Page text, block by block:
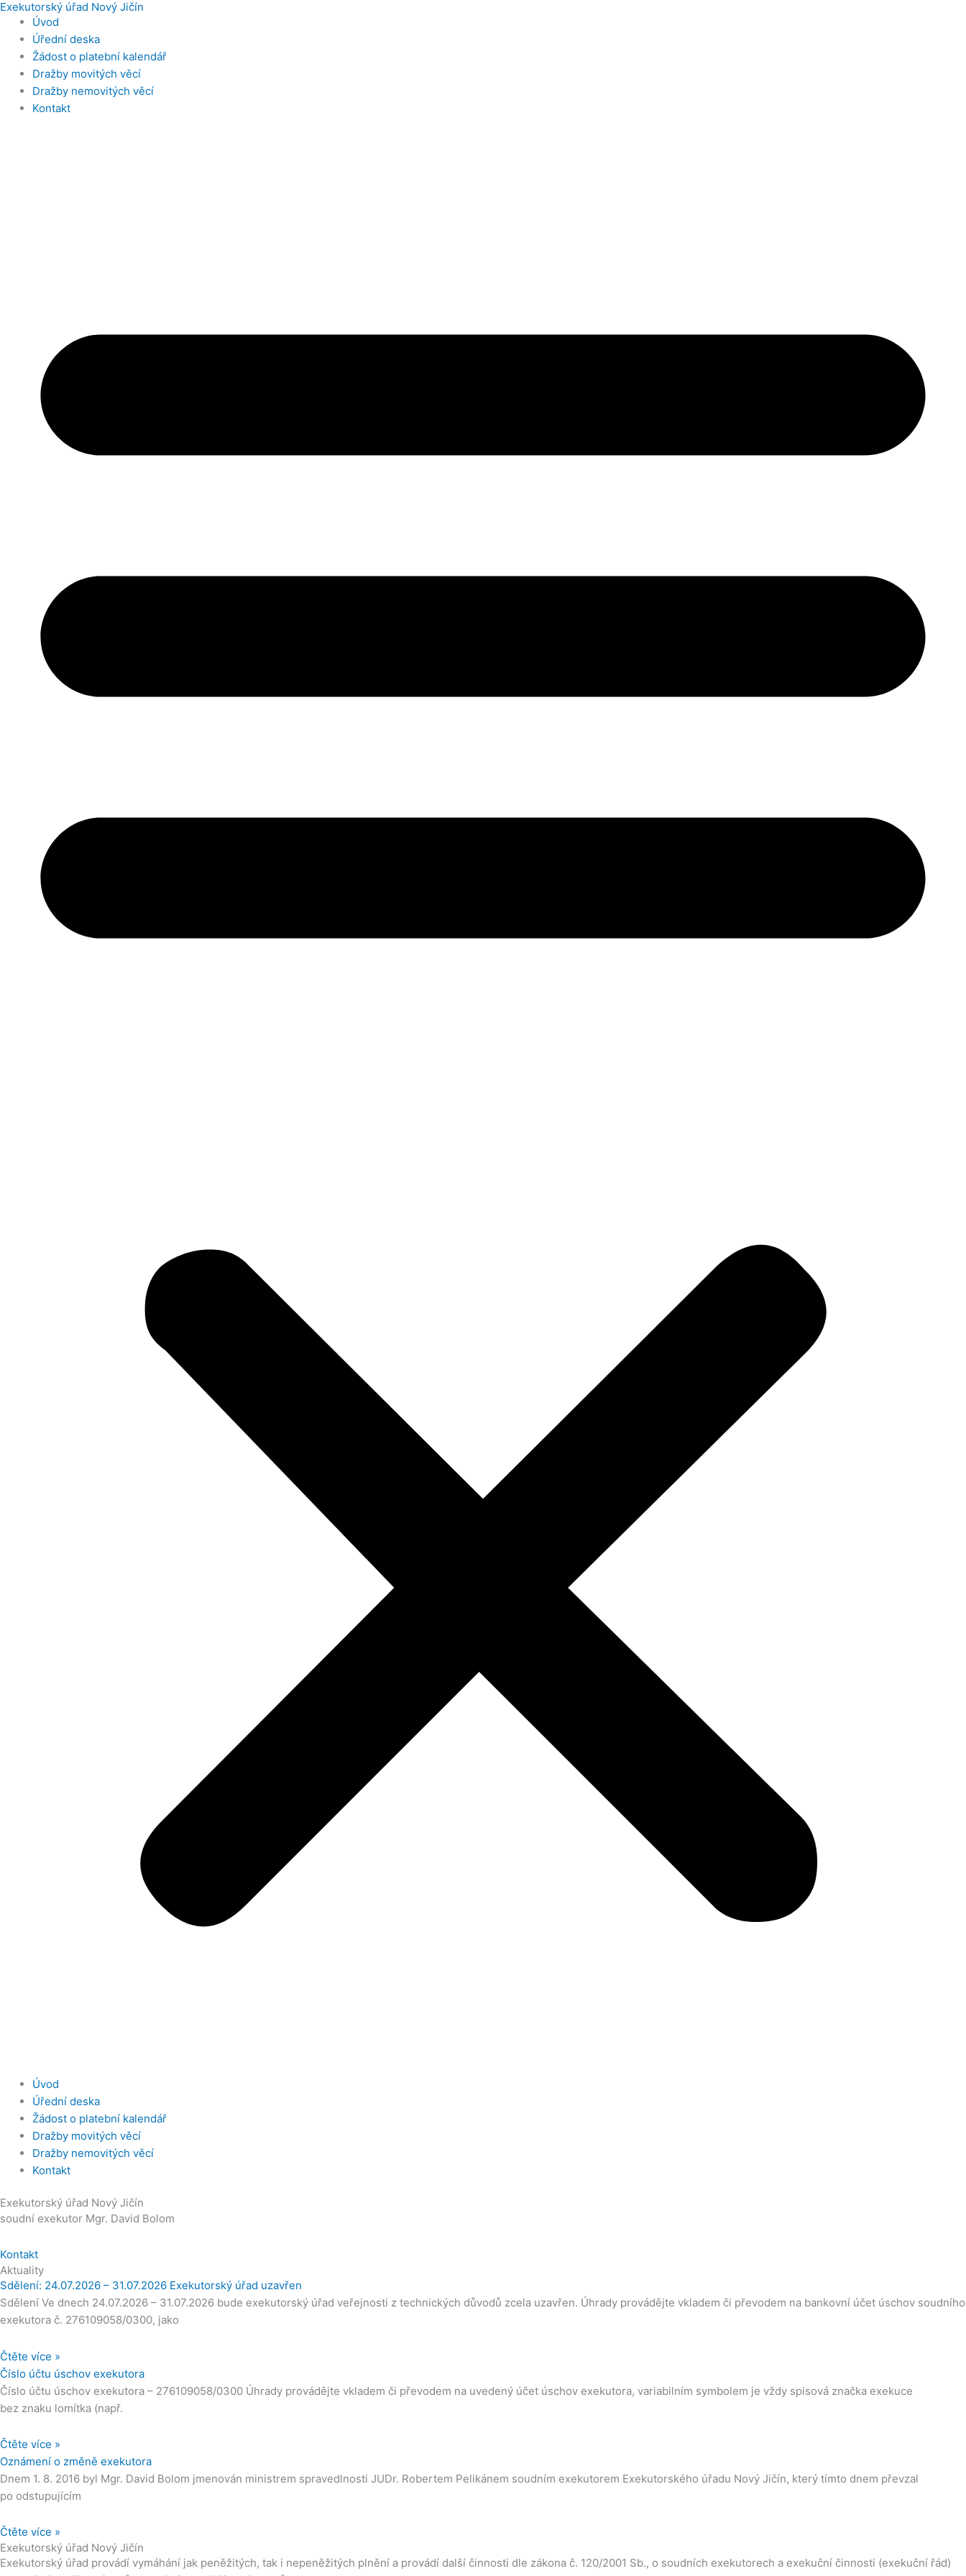
Přeskočit
obsah
Exekutorský úřad Nový Jičín
Úvod
Úřední deska
Žádost o platební kalendář
Dražby movitých věcí
Dražby nemovitých věcí
Kontakt
Úvod
Úřední deska
Žádost o platební kalendář
Dražby movitých věcí
Dražby nemovitých věcí
Kontakt
Exekutorský úřad Nový Jičín
soudní exekutor Mgr. David Bolom
Kontakt
Aktuality
Sdělení: 24.07.2026 – 31.07.2026 Exekutorský úřad uzavřen
Sdělení Ve dnech 24.07.2026 – 31.07.2026 bude exekutorský úřad veřejnosti z technických důvodů zcela uzavřen. Úhrady provádějte vkladem či převodem na bankovní účet úschov soudního
exekutora č. 276109058/0300, jako
Čtěte více »
Číslo účtu úschov exekutora
Číslo účtu úschov exekutora – 276109058/0300 Úhrady provádějte vkladem či převodem na uvedený účet úschov exekutora, variabilním symbolem je vždy spisová značka exekuce
bez znaku lomítka (např.
Čtěte více »
Oznámení o změně exekutora
Dnem 1. 8. 2016 byl Mgr. David Bolom jmenován ministrem spravedlnosti JUDr. Robertem Pelikánem soudním exekutorem Exekutorského úřadu Nový Jičín, který tímto dnem převzal
po odstupujícím
Čtěte více »
Exekutorský úřad Nový Jičín
Exekutorský úřad provádí vymáhání jak peněžitých, tak i nepeněžitých plnění a provádí další činnosti dle zákona č. 120/2001 Sb., o soudních exekutorech a exekuční činnosti (exekuční řád)